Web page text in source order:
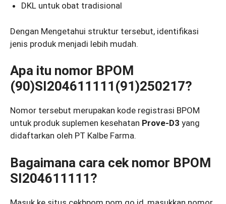
DKL untuk obat tradisional
Dengan Mengetahui struktur tersebut, identifikasi
jenis produk menjadi lebih mudah.
Apa itu nomor BPOM
(90)SI204611111(91)250217?
Nomor tersebut merupakan kode registrasi BPOM
untuk produk suplemen kesehatan Prove-D3 yang
didaftarkan oleh PT Kalbe Farma.
Bagaimana cara cek nomor BPOM
SI204611111?